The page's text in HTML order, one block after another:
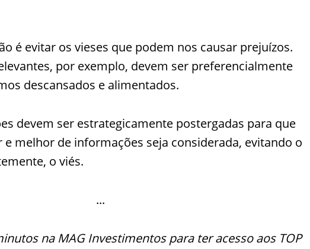
é evitar os vieses que podem nos causar prejuízos.
por exemplo, devem ser preferencialmente
descansados e alimentados.
devem ser estrategicamente postergadas para que
melhor de informações seja considerada, evitando o
o viés.
na MAG Investimentos para ter acesso aos TOP